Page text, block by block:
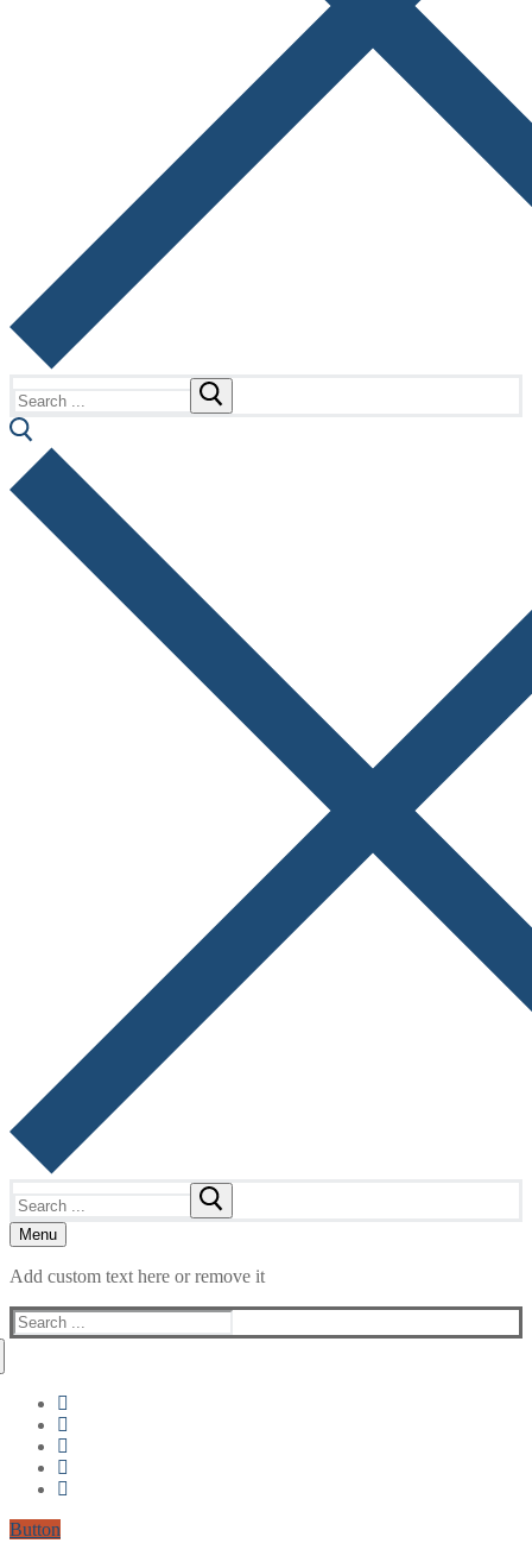
for:
for:
Menu
Add custom text here or remove it
Search
for:
Button